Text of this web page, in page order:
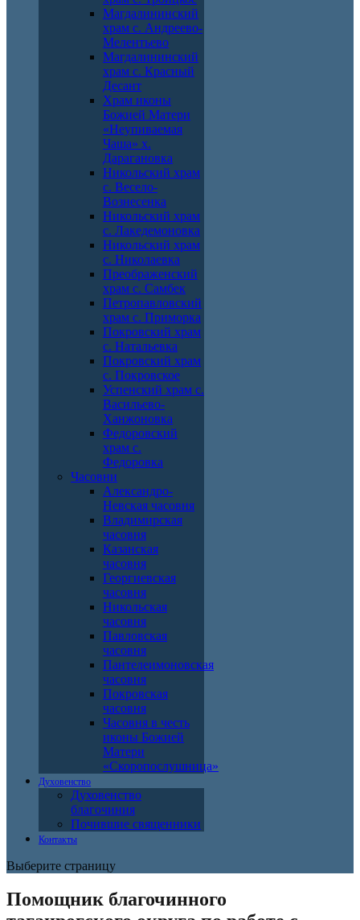
Магдалининский
храм с. Андреево-
Мелентьево
Магдалининский
храм с. Красный
Десант
Храм иконы
Божией Матери
«Неупиваемая
Чаша» х.
Дарагановка
Никольский храм
с. Весело-
Вознесенка
Никольский храм
с. Лакедемоновка
Никольский храм
с. Николаевка
Преображенский
храм с. Самбек
Петропавловский
храм с. Приморка
Покровский храм
с. Натальевка
Покровский храм
с. Покровское
Успенский храм с.
Васильево-
Ханжоновка
Федоровский
храм с.
Федоровка
Часовни
Александро-
Невская часовня
Владимирская
часовня
Казанская
часовня
Георгиевская
часовня
Никольская
часовня
Павловская
часовня
Пантелеимоновская
часовня
Покровская
часовня
Часовня в честь
иконы Божией
Матери
«Скоропослушница»
Духовенство
Духовенство
благочиния
Почившие священники
Контакты
Выберите страницу
Помощник благочинного